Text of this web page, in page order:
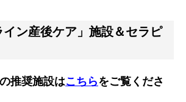
ン産後ケア」施設＆セラピ
推奨施設はこちらをご覧くださ